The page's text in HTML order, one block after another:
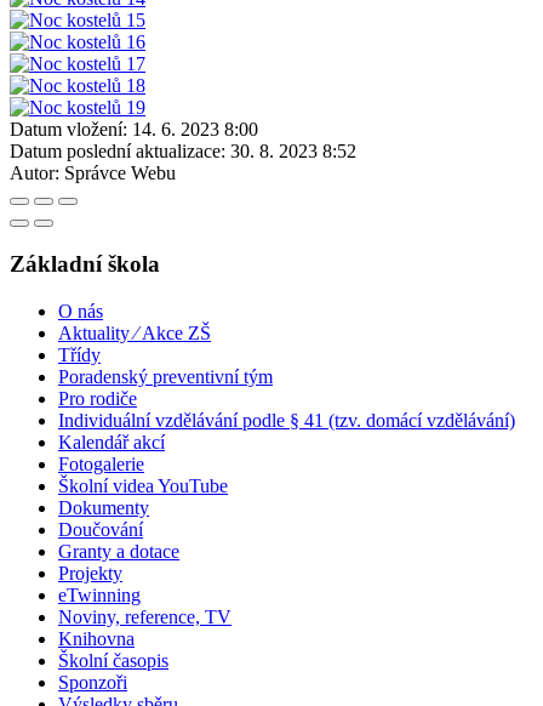
Datum vložení: 14. 6. 2023 8:00
Datum poslední aktualizace: 30. 8. 2023 8:52
Autor: Správce Webu
Základní škola
O nás
Aktuality ⁄ Akce ZŠ
Třídy
Poradenský preventivní tým
Pro rodiče
Individuální vzdělávání podle § 41 (tzv. domácí vzdělávání)
Kalendář akcí
Fotogalerie
Školní videa YouTube
Dokumenty
Doučování
Granty a dotace
Projekty
eTwinning
Noviny, reference, TV
Knihovna
Školní časopis
Sponzoři